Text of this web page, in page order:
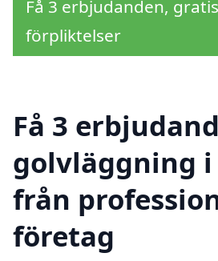
Få 3 erbjudanden,
förpliktelser
Få 3
golvläggning i
från
företag